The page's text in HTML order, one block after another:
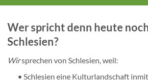
Wer spricht denn heute
Schlesien?
Wirsprechen von Schlesien, weil:
• Schlesien eine Kulturlandschaft